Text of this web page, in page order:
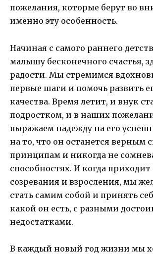
пожелания, которые берут во
именно эту особенность.
Начиная с самого раннего
малышу бесконечного счастья,
радости. Мы стремимся
первые шаги и помочь развить
качества. Время летит, и внук
подростком, и в наших
выражаем надежду на его
на то, что он останется верным
принципам и никогда не
способностях. И когда
созревания и взросления, мы
стать самим собой и принять
какой он есть, с разными
недостатками.
В каждый новый год жизни мы